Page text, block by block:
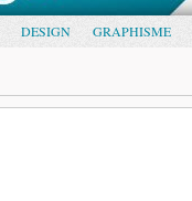
DESIGN GRAPHISME